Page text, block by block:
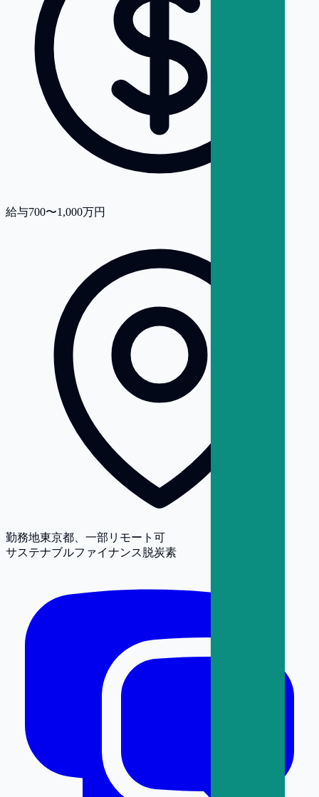
給与700〜1,000万円
勤務地東京都、一部リモート可
サステナブルファイナンス脱炭素